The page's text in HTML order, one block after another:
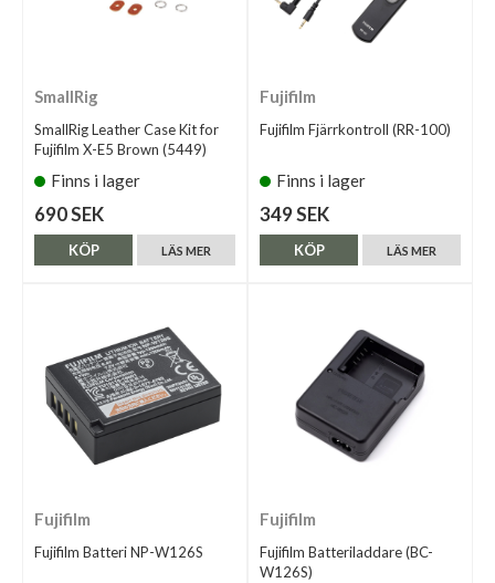
SmallRig
SmallRig Leather Case Kit for
Fujifilm X-E5 Brown (5449)
Finns i lager
690 SEK
LÄS MER
KÖP
Fujifilm
Fujifilm Fjärrkontroll (RR-100)
Finns i lager
349 SEK
LÄS MER
KÖP
Fujifilm
Fujifilm Batteri NP-W126S
Fujifilm
Fujifilm Batteriladdare (BC-
W126S)